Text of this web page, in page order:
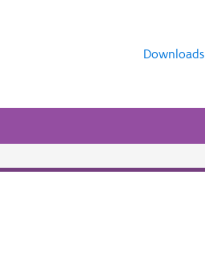
Downloads